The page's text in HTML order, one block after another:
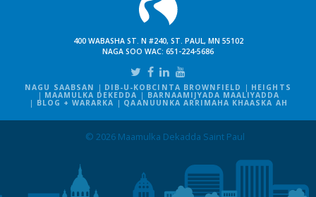
400 WABASHA ST. N #240, ST. PAUL, MN 55102
NAGA SOO WAC: 651-224-5686
NAGU SAABSAN DIB-U-KOBCINTA BROWNFIELD HEIGHTS
MAAMULKA DEKEDDA BARNAAMIJYADA MAALIYADDA
BLOG + WARARKA QAANUUNKA ARRIMAHA KHAASKA AH
© 2026 Maamulka Dekadda Saint Paul